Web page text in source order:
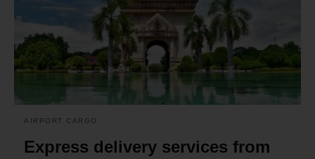
AIRPORT CARGO
Express delivery services from